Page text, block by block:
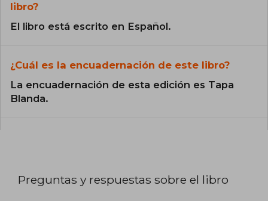
libro?
El libro está escrito en Español.
¿Cuál es la encuadernación de este libro?
La encuadernación de esta edición es Tapa
Blanda.
Preguntas y respuestas sobre el libro